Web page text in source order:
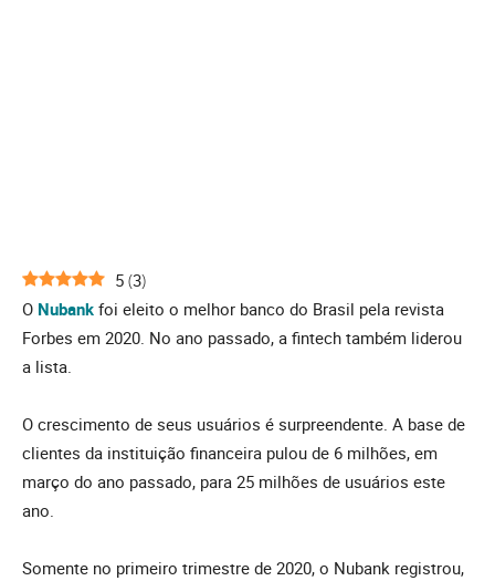
5 (3)
O Nubank foi eleito o melhor banco do Brasil pela revista
Forbes em 2020. No ano passado, a fintech também liderou
a lista.
O crescimento de seus usuários é surpreendente. A base de
clientes da instituição financeira pulou de 6 milhões, em
março do ano passado, para 25 milhões de usuários este
ano.
Somente no primeiro trimestre de 2020, o Nubank registrou,